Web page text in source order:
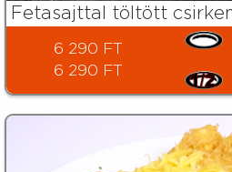
Fetasajttal töltött
6 290 FT
6 290 FT